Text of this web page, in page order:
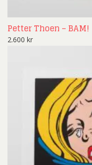
Petter Thoen – BAM!
2.600 kr